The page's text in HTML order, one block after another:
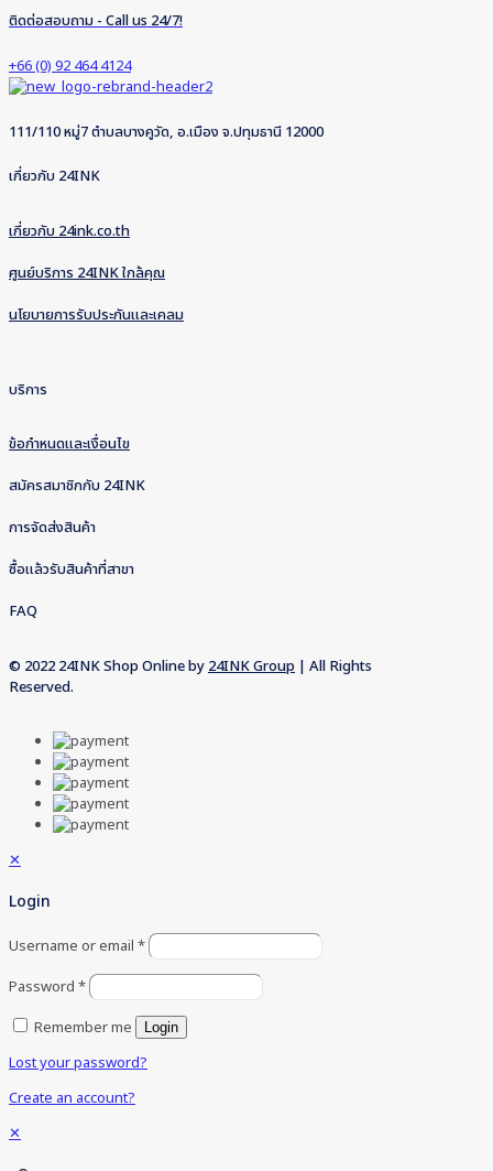
ติดต่อสอบถาม - Call us 24/7!
+66 (0) 92 464 4124
111/110 หมู่7 ตำบลบางคูวัด, อ.เมือง จ.ปทุมธานี 12000
เกี่ยวกับ 24INK
เกี่ยวกับ 24ink.co.th
ศูนย์บริการ 24INK ใกล้คุณ
นโยบายการรับประกันและเคลม
บริการ
ข้อกำหนดและเงื่อนไข
สมัครสมาชิกกับ 24INK
การจัดส่งสินค้า
ซื้อแล้วรับสินค้าที่สาขา
FAQ
© 2022 24INK Shop Online by 24INK Group | All Rights
Reserved.
✕
Login
Username or email *
Password *
Remember me
Login
Lost your password?
Create an account?
✕